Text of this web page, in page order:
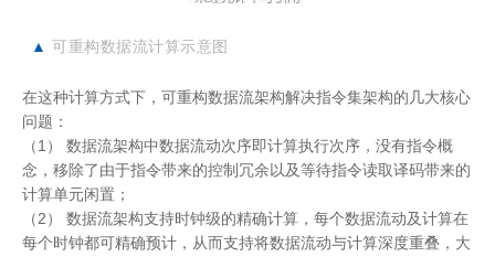
▲ 可重构数据流计算示意图
在这种计算方式下，可重构数据流架构解决指令集架构的几大核心
问题：
（1） 数据流架构中数据流动次序即计算执行次序，没有指令概
念，移除了由于指令带来的控制冗余以及等待指令读取译码带来的
计算单元闲置；
（2） 数据流架构支持时钟级的精确计算，每个数据流动及计算在
每个时钟都可精确预计，从而支持将数据流动与计算深度重叠，大